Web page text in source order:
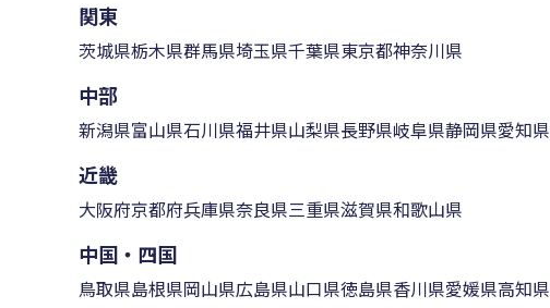
関東
茨城県栃木県群馬県埼玉県千葉県東京都神奈川県
中部
新潟県富山県石川県福井県山梨県長野県岐阜県静岡県愛知県
近畿
大阪府京都府兵庫県奈良県三重県滋賀県和歌山県
中国・四国
鳥取県島根県岡山県広島県山口県徳島県香川県愛媛県高知県